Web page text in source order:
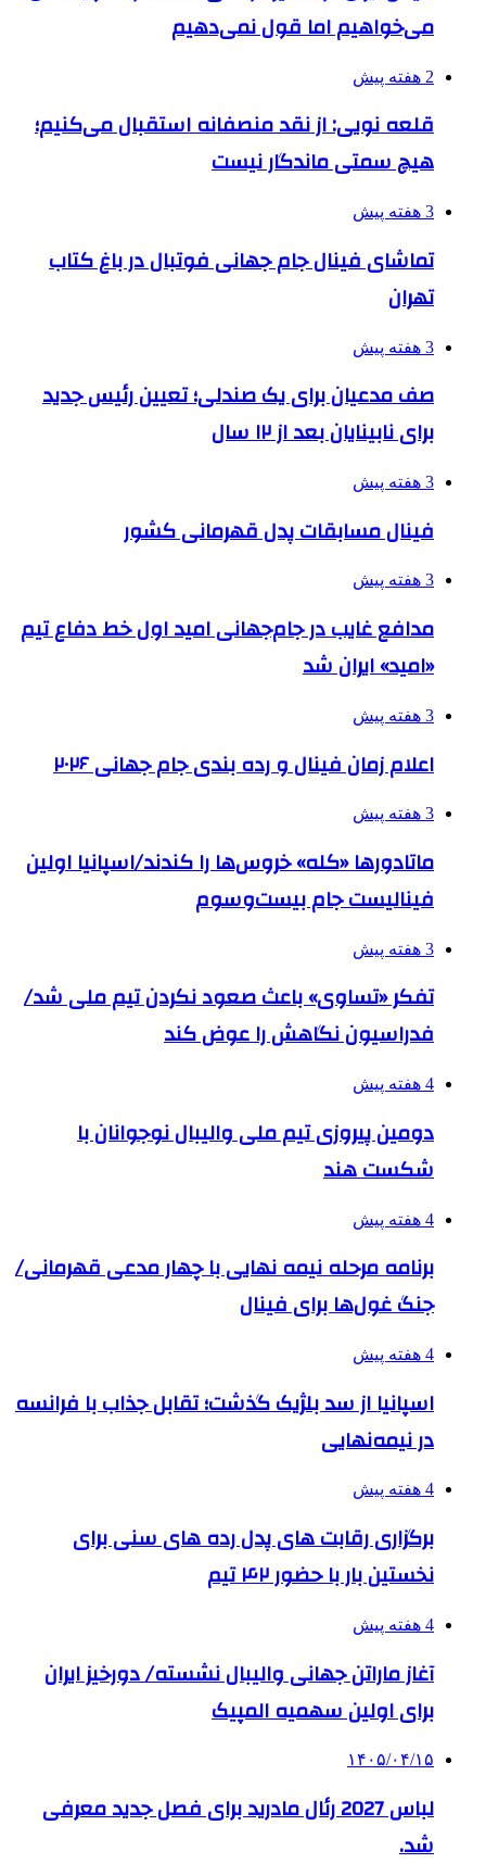
می‌خواهیم اما قول نمی‌دهیم
2 هفته پیش
قلعه نویی: از نقد منصفانه استقبال می‌کنیم؛
هیچ سمتی ماندگار نیست
3 هفته پیش
تماشای فینال جام جهانی فوتبال در باغ کتاب
تهران
3 هفته پیش
صف مدعیان برای یک صندلی؛ تعیین رئیس جدید
برای نابینایان بعد از ۱۲ سال
3 هفته پیش
فینال مسابقات پدل قهرمانی کشور
3 هفته پیش
مدافع غایب در جام‌جهانی امید اول خط دفاع تیم
«امید» ایران شد
3 هفته پیش
اعلام زمان فینال و رده بندی جام جهانی ۲۰۲۶
3 هفته پیش
ماتادورها «کله» خروس‌ها را کندند/اسپانیا اولین
فینالیست جام بیست‌وسوم
3 هفته پیش
تفکر «تساوی» باعث صعود نکردن تیم ملی شد/
فدراسیون نگاهش را عوض کند
4 هفته پیش
دومین پیروزی تیم ملی والیبال نوجوانان با
شکست هند
4 هفته پیش
برنامه مرحله نیمه نهایی با چهار مدعی قهرمانی/
جنگ غول‌ها برای فینال
4 هفته پیش
اسپانیا از سد بلژیک گذشت؛ تقابل جذاب با فرانسه
در نیمه‌نهایی
4 هفته پیش
برگزاری رقابت های پدل رده های سنی برای
نخستین بار با حضور ۴۲ تیم
4 هفته پیش
آغاز ماراتن جهانی والیبال نشسته/ دورخیز ایران
برای اولین سهمیه المپیک
۱۴۰۵/۰۴/۱۵
لباس 2027 رئال مادرید برای فصل جدید معرفی
شد.